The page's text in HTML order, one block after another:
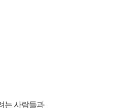
사람들과